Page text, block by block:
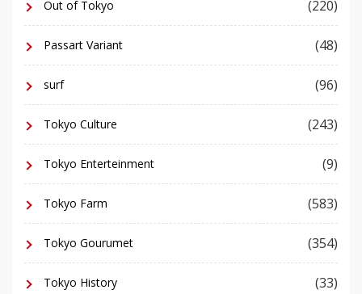
Out of Tokyo (220)
Passart Variant (48)
surf (96)
Tokyo Culture (243)
Tokyo Enterteinment (9)
Tokyo Farm (583)
Tokyo Gourumet (354)
Tokyo History (33)